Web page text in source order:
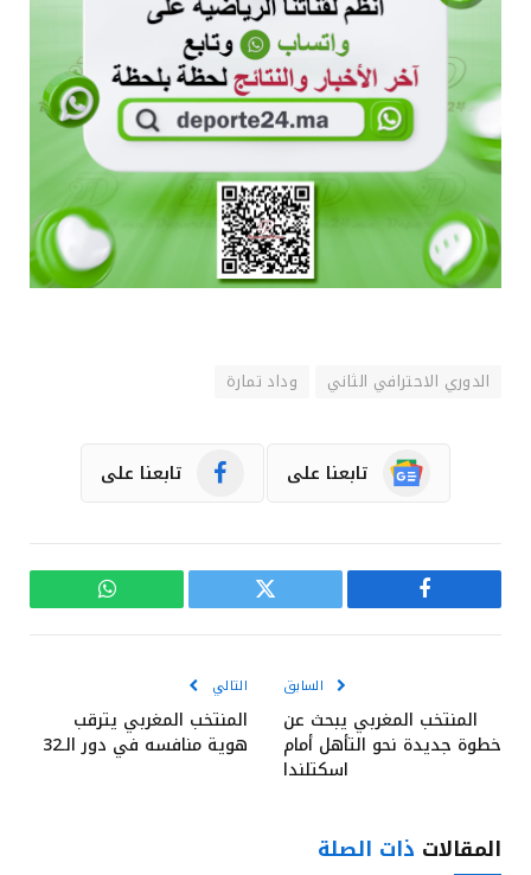
الدوري الاحترافي الثاني وداد تمارة
تابعنا على تابعنا على
فيسبوك تويتر واتساب
السابق
المنتخب المغربي يبحث عن
خطوة جديدة نحو التأهل أمام
اسكتلندا
التالي
المنتخب المغربي يترقب
هوية منافسه في دور الـ32
المقالات ذات الصلة